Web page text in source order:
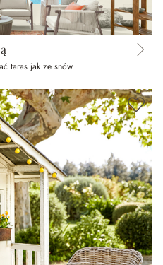
taras jak ze snów